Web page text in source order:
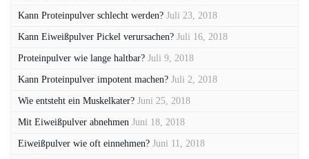
Kann Proteinpulver schlecht werden? Juli 23, 2018
Kann Eiweißpulver Pickel verursachen? Juli 16, 2018
Proteinpulver wie lange haltbar? Juli 9, 2018
Kann Proteinpulver impotent machen? Juli 2, 2018
Wie entsteht ein Muskelkater? Juni 25, 2018
Mit Eiweißpulver abnehmen Juni 18, 2018
Eiweißpulver wie oft einnehmen? Juni 11, 2018